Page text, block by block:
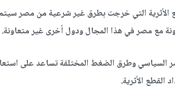
التي خرجت بطرق غير شرعية من مصر
مع مصر في هذا المجال ودول أخرى غير متعاونة.
السياسي وطرق الضغط المختلفة تساعد على
القطع الأثرية.